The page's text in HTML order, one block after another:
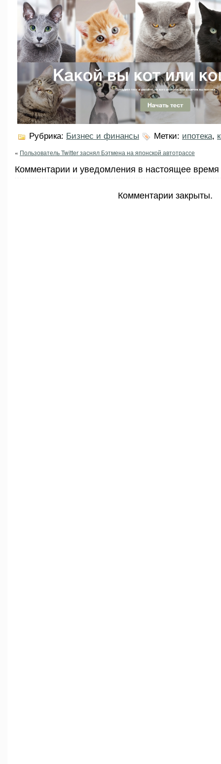
Рубрика: Бизнес и финансы Метки: ипотека,
« Пользователь Twitter заснял Бэтмена на японской автотрассе
Комментарии и уведомления в настоящее
Комментарии закрыты.